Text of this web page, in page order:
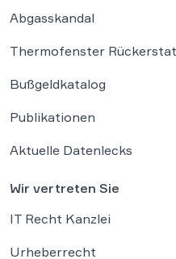
Abgasskandal
Thermofenster
Bußgeldkatalog
Publikationen
Aktuelle Datenlecks
Wir vertreten Sie
IT Recht Kanzlei
Urheberrecht